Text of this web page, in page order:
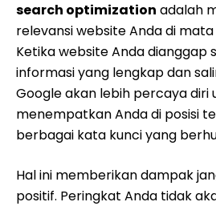
search optimization adalah
relevansi website Anda di
Ketika website Anda dianggap
informasi yang lengkap dan
Google akan lebih percaya diri
menempatkan Anda di posisi
berbagai kata kunci yang
Hal ini memberikan dampak
positif. Peringkat Anda tidak